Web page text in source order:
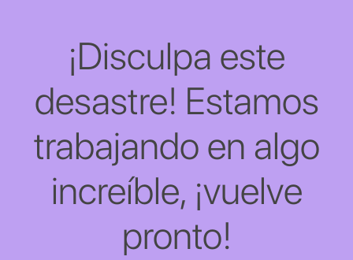
¡Disculpa este
desastre! Estamos
trabajando en algo
increíble, ¡vuelve
pronto!